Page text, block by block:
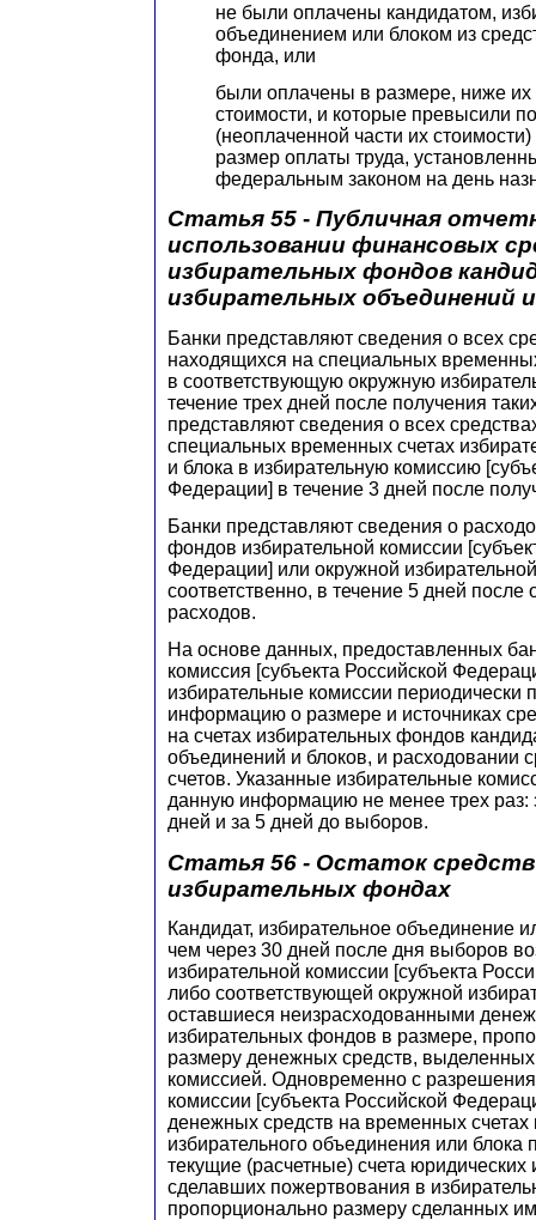
не были оплачены кандидатом,
объединением или блоком из
фонда, или
были оплачены в размере, ниже
стоимости, и которые превысили
(неоплаченной части их
размер оплаты труда,
федеральным законом на день
Статья 55 - Публичная
использовании финансовых
избирательных фондов
избирательных объединений
Банки представляют сведения о всех
находящихся на специальных
в соответствующую окружную
течение трех дней после получения
представляют сведения о всех
специальных временных счетах
и блока в избирательную комиссию
Федерации] в течение 3 дней после
Банки представляют сведения о
фондов избирательной комиссии
Федерации] или окружной
соответственно, в течение 5 дней после
расходов.
На основе данных, предоставленных
комиссия [субъекта Российской
избирательные комиссии периодически
информацию о размере и источниках
на счетах избирательных фондов
объединений и блоков, и расходовании
счетов. Указанные избирательные
данную информацию не менее трех раз:
дней и за 5 дней до выборов.
Статья 56 - Остаток
избирательных фондах
Кандидат, избирательное объединение
чем через 30 дней после дня выборов
избирательной комиссии [субъекта
либо соответствующей окружной
оставшиеся неизрасходованными
избирательных фондов в размере,
размеру денежных средств,
комиссией. Одновременно с
комиссии [субъекта Российской
денежных средств на временных счетах
избирательного объединения или блока
текущие (расчетные) счета юридических
сделавших пожертвования в
пропорционально размеру сделанных